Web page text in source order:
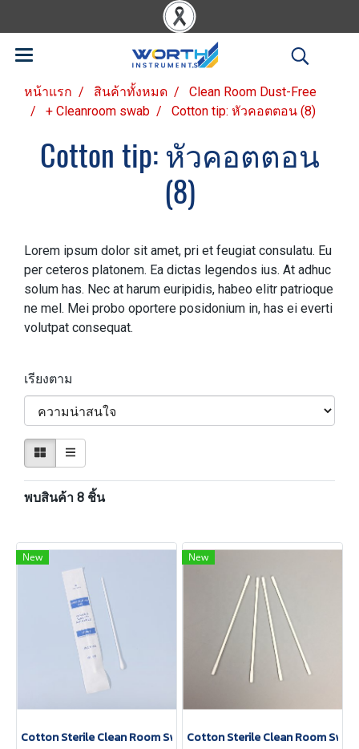
หน้าแรก สินค้าทั้งหมด
Clean Room Dust-Free
+ Cleanroom swab
Cotton tip: หัวคอตตอน (8)
Cotton tip: หัวคอตตอน
(8)
Lorem ipsum dolor sit amet, pri et feugiat consulatu. Eu
per ceteros platonem. Ea dictas legendos ius. At adhuc
solum has. Nec at harum euripidis, habeo elitr patrioque
ne mel. Mei probo oportere posidonium in, has ei everti
volutpat consequat.
เรียงตาม
พบสินค้า 8 ชิ้น
New
Cotton Sterile Clean Room Swab
New
Cotton Sterile Clean Room Swab